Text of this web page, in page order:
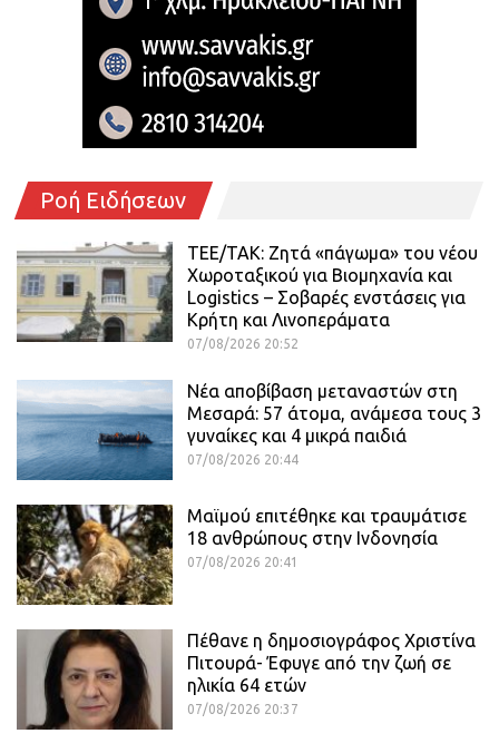
Ροή Ειδήσεων
ΤΕΕ/ΤΑΚ: Ζητά «πάγωμα» του νέου
Χωροταξικού για Βιομηχανία και
Logistics – Σοβαρές ενστάσεις για
Κρήτη και Λινοπεράματα
07/08/2026 20:52
Νέα αποβίβαση μεταναστών στη
Μεσαρά: 57 άτομα, ανάμεσα τους 3
γυναίκες και 4 μικρά παιδιά
07/08/2026 20:44
Μαϊμού επιτέθηκε και τραυμάτισε
18 ανθρώπους στην Ινδονησία
07/08/2026 20:41
Πέθανε η δημοσιογράφος Χριστίνα
Πιτουρά- Έφυγε από την ζωή σε
ηλικία 64 ετών
07/08/2026 20:37